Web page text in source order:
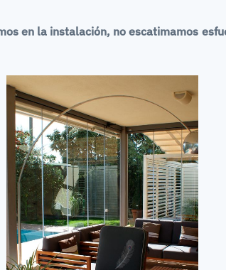
en la instalación, no escatimamos